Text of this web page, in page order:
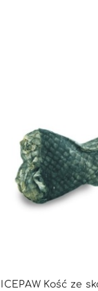
ICEPAW Kość ze